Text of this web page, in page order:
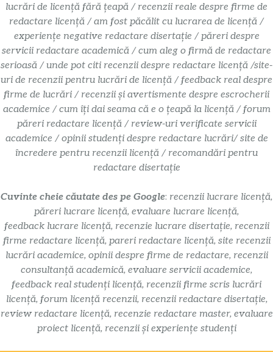
lucrări de licență fără țeapă / recenzii reale despre firme de
redactare licență / am fost păcălit cu lucrarea de licență /
experiențe negative redactare disertație / păreri despre
servicii redactare academică / cum aleg o firmă de redactare
serioasă / unde pot citi recenzii despre redactare licență /site-
uri de recenzii pentru lucrări de licență / feedback real despre
firme de lucrări / recenzii și avertismente despre escrocherii
academice / cum îți dai seama că e o țeapă la licență / forum
păreri redactare licență / review-uri verificate servicii
academice / opinii studenți despre redactare lucrări/ site de
încredere pentru recenzii licență / recomandări pentru
redactare disertație
Cuvinte cheie căutate des pe Google: recenzii lucrare licență,
păreri lucrare licență, evaluare lucrare licență,
feedback lucrare licență, recenzie lucrare disertație, recenzii
firme redactare licență, pareri redactare licență, site recenzii
lucrări academice, opinii despre firme de redactare, recenzii
consultanță academică, evaluare servicii academice,
feedback real studenți licență, recenzii firme scris lucrări
licență, forum licență recenzii, recenzii redactare disertație,
review redactare licență, recenzie redactare master, evaluare
proiect licență, recenzii și experiențe studenți